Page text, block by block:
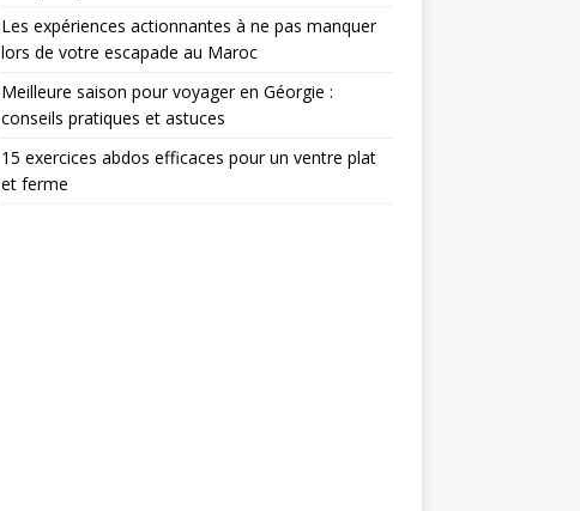
Les expériences actionnantes à ne pas manquer
lors de votre escapade au Maroc
Meilleure saison pour voyager en Géorgie :
conseils pratiques et astuces
15 exercices abdos efficaces pour un ventre plat
et ferme